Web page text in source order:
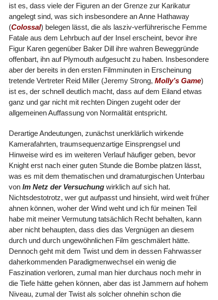
ist es, dass viele der Figuren an der Grenze zur Karikatur
angelegt sind, was sich insbesondere an Anne Hathaway
(Colossal) belegen lässt, die als lasziv-verführerische Femme
Fatale aus dem Lehrbuch auf der Insel erscheint, bevor ihre
Figur Karen gegenüber Baker Dill ihre wahren Beweggründe
offenbart, ihn auf Plymouth aufgesucht zu haben. Insbesondere
aber der bereits in den ersten Filmminuten in Erscheinung
tretende Vertreter Reid Miller (Jeremy Strong, Molly’s Game)
ist es, der schnell deutlich macht, dass auf dem Eiland etwas
ganz und gar nicht mit rechten Dingen zugeht oder der
allgemeinen Auffassung von Normalität entspricht.
Derartige Andeutungen, zunächst unerklärlich wirkende
Kamerafahrten, traumsequenzartige Einsprengsel und
Hinweise wird es im weiteren Verlauf häufiger geben, bevor
Knight erst nach einer guten Stunde die Bombe platzen lässt,
was es mit dem thematischen und dramaturgischen Unterbau
von Im Netz der Versuchungwirklich auf sich hat.
Nichtsdestotrotz, wer gut aufpasst und hinsieht, wird weit früher
ahnen können, woher der Wind weht und ich für meinen Teil
habe mit meiner Vermutung tatsächlich Recht behalten, kann
aber nicht behaupten, dass dies das Vergnügen an diesem
durch und durch ungewöhnlichen Film geschmälert hätte.
Dennoch geht mit dem Twist und dem in dessen Fahrwasser
daherkommenden Paradigmenwechsel ein wenig die
Faszination verloren, zumal man hier durchaus noch mehr in
die Tiefe hätte gehen können, aber das ist Jammern auf hohem
Niveau, zumal der Twist als solcher ohnehin schon die